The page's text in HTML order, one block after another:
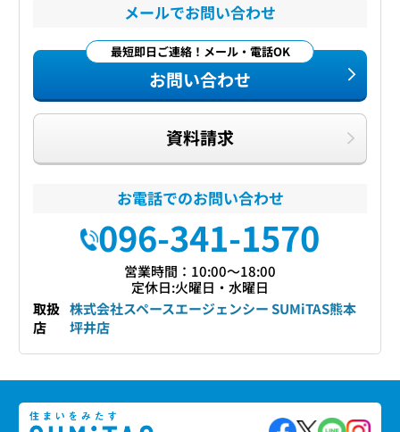
メールでお問い合わせ
最短即日ご連絡！メール・電話OK
お問い合わせ
資料請求
お電話でのお問い合わせ
096-341-1570
営業時間：10:00〜18:00
定休日:火曜日・水曜日
取扱
店
株式会社スペースエージェンシー SUMiTAS熊本
坪井店